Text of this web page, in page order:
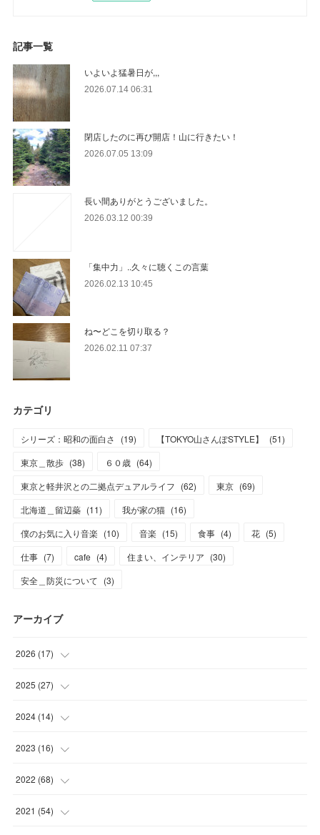
記事一覧
いよいよ猛暑日が,,,
2026.07.14 06:31
閉店したのに再び開店！山に行きたい！
2026.07.05 13:09
長い間ありがとうございました。
2026.03.12 00:39
「集中力」..久々に聴くこの言葉
2026.02.13 10:45
ね〜どこを切り取る？
2026.02.11 07:37
カテゴリ
シリーズ：昭和の面白さ (19) 【TOKYO山さんぽSTYLE】 (51)
東京＿散歩 (38) ６０歳 (64)
東京と軽井沢との二拠点デュアルライフ (62) 東京 (69)
北海道＿留辺蘂 (11) 我が家の猫 (16)
僕のお気に入り音楽 (10) 音楽 (15) 食事 (4) 花 (5)
仕事 (7) cafe (4) 住まい、インテリア (30)
安全＿防災について (3)
アーカイブ
2026 (17)
(2
(1
(6
(8
2025 (27)
(1
(4
(16
(1
2024 (14)
(3
(1
(10
2023 (16)
(4
(5
2022 (68)
(4
2021 (54)